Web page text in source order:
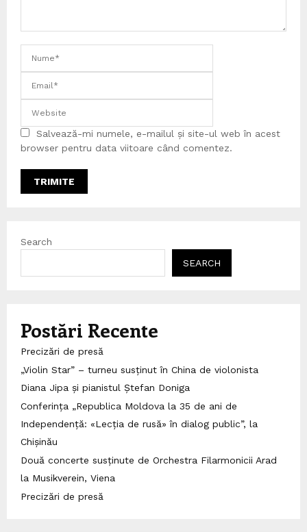
Salvează-mi numele, e-mailul și site-ul web în acest
browser pentru data viitoare când comentez.
Search
SEARCH
Postări Recente
Precizări de presă
„Violin Star” – turneu susținut în China de violonista
Diana Jipa și pianistul Ștefan Doniga
Conferința „Republica Moldova la 35 de ani de
Independență: «Lecția de rusă» în dialog public”, la
Chișinău
Două concerte susținute de Orchestra Filarmonicii Arad
la Musikverein, Viena
Precizări de presă